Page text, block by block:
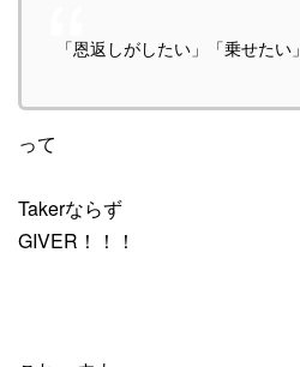
「恩返しがしたい」「乗せたい」
って
Takerならず
GIVER！！！